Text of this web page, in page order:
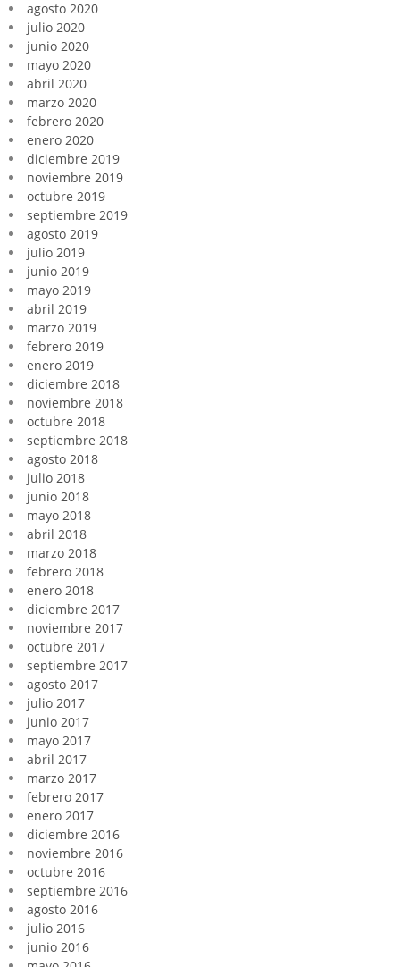
agosto 2020
julio 2020
junio 2020
mayo 2020
abril 2020
marzo 2020
febrero 2020
enero 2020
diciembre 2019
noviembre 2019
octubre 2019
septiembre 2019
agosto 2019
julio 2019
junio 2019
mayo 2019
abril 2019
marzo 2019
febrero 2019
enero 2019
diciembre 2018
noviembre 2018
octubre 2018
septiembre 2018
agosto 2018
julio 2018
junio 2018
mayo 2018
abril 2018
marzo 2018
febrero 2018
enero 2018
diciembre 2017
noviembre 2017
octubre 2017
septiembre 2017
agosto 2017
julio 2017
junio 2017
mayo 2017
abril 2017
marzo 2017
febrero 2017
enero 2017
diciembre 2016
noviembre 2016
octubre 2016
septiembre 2016
agosto 2016
julio 2016
junio 2016